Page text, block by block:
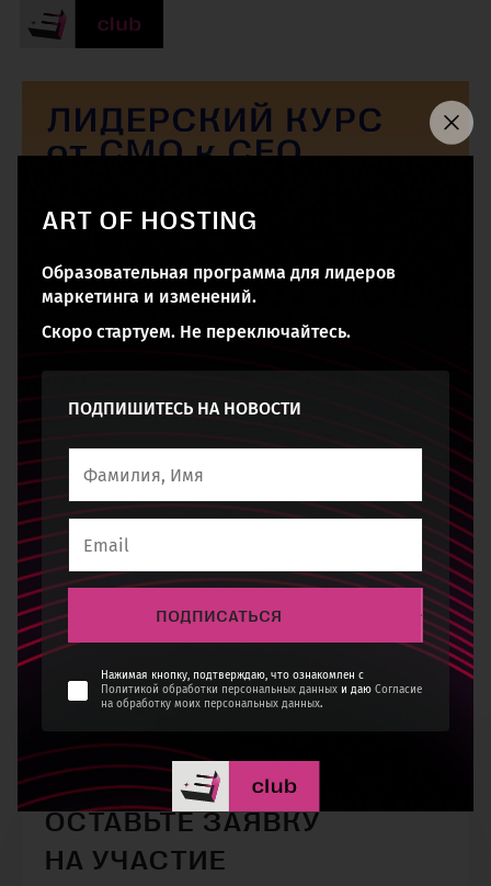
ПЕРЕХОД НА CEO-УРОВЕНЬ:
ЛИЧНЫЙ ФОКУС ЗА 3.5 ДНЯ В
КАЛИНИНГРАДЕ
ОСТАВЬТЕ ЗАЯВКУ
НА УЧАСТИЕ
ART OF HOSTING
Образовательная программа для лидеров
маркетинга и изменений.
Скоро стартуем. Не переключайтесь.
ПОДПИШИТЕСЬ НА НОВОСТИ
ПОДПИСАТЬСЯ
Нажимая кнопку, подтверждаю, что ознакомлен с
Политикой обработки персональных данных и даюСогласие
на обработку моих персональных данных.